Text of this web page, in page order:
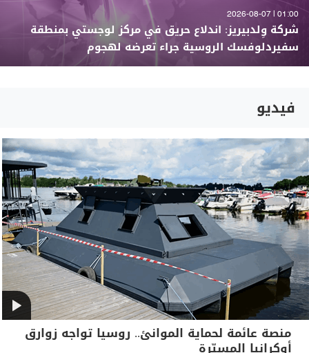
01:00 | 2026-08-07
شركة وِلدبيريز: اندلاع حريق في مركز لوجستي بمنطقة
سفيردلوفسك الروسية جراء تعرضه لهجوم
فيديو
منصة عائمة لحماية الموانئ.. روسيا تواجه زوارق
أوكرانيا المسيّرة